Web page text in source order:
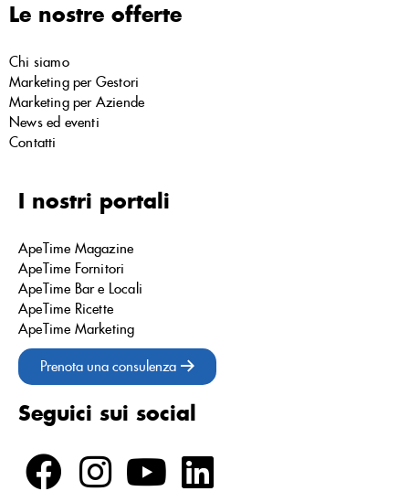
Le nostre offerte
Chi siamo
Marketing per Gestori
Marketing per Aziende
News ed eventi
Contatti
I nostri portali
ApeTime Magazine
ApeTime Fornitori
ApeTime Bar e Locali
ApeTime Ricette
ApeTime Marketing
Prenota una consulenza
Seguici sui social